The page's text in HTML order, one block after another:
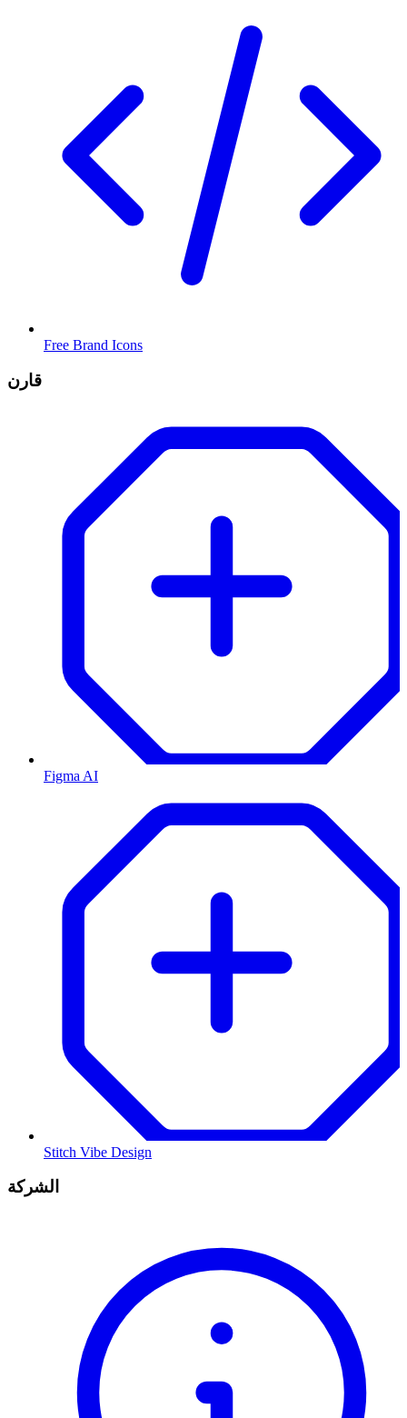
Free Brand Icons
قارن
Figma AI
Stitch Vibe Design
الشركة